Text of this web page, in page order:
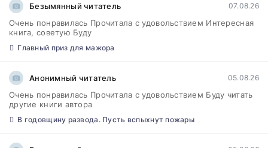
Безымянный читатель 07.08.26
Очень понравилась Прочитала с удовольствием Интересная
книга, советую Буду
Главный приз для мажора
Анонимный читатель 05.08.26
Очень понравилась Прочитала с удовольствием Буду читать
другие книги автора
В годовщину развода. Пусть вспыхнут пожары